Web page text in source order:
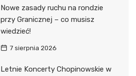
Nowe zasady ruchu na rondzie
przy Granicznej – co musisz
wiedzieć!
7 sierpnia 2026
Letnie Koncerty Chopinowskie w